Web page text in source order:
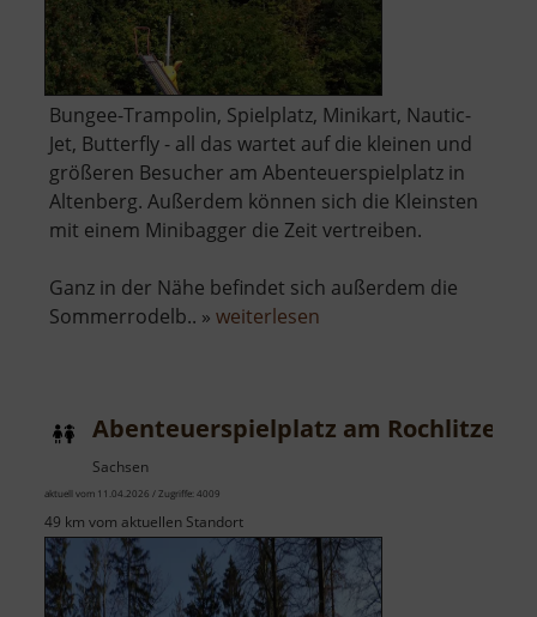
Bungee-Trampolin, Spielplatz, Minikart, Nautic-
Jet, Butterfly - all das wartet auf die kleinen und
größeren Besucher am Abenteuerspielplatz in
Altenberg. Außerdem können sich die Kleinsten
mit einem Minibagger die Zeit vertreiben.
Ganz in der Nähe befindet sich außerdem die
Sommerrodelb.. » weiterlesen
Abenteuerspielplatz am Rochlitzer
Sachsen
aktuell vom 11.04.2026 / Zugriffe: 4009
49 km vom aktuellen Standort